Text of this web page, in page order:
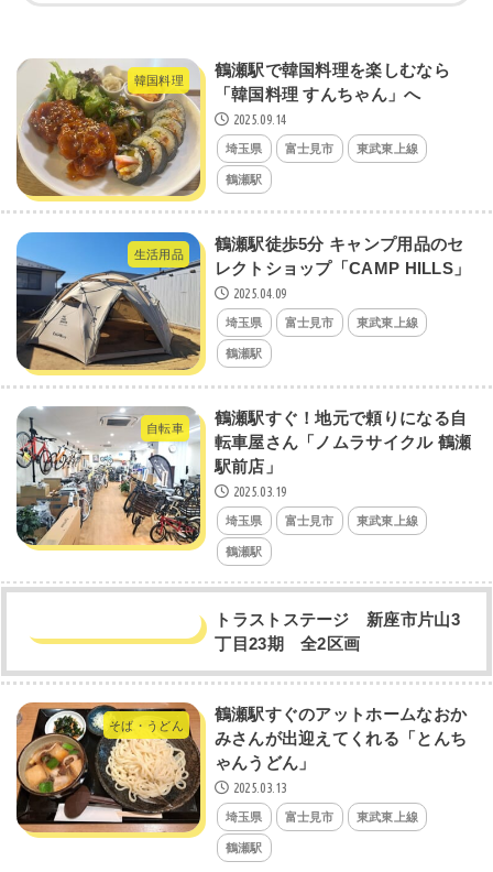
韓国料理
鶴瀬駅で韓国料理を楽しむなら
「韓国料理 すんちゃん」へ
2025.09.14
埼玉県 富士見市 東武東上線
鶴瀬駅
生活用品
鶴瀬駅徒歩5分 キャンプ用品のセ
レクトショップ「CAMP HILLS」
2025.04.09
埼玉県 富士見市 東武東上線
鶴瀬駅
自転車
鶴瀬駅すぐ！地元で頼りになる自
転車屋さん「ノムラサイクル 鶴瀬
駅前店」
2025.03.19
埼玉県 富士見市 東武東上線
鶴瀬駅
トラストステージ 新座市片山3
丁目23期 全2区画
そば・うどん
鶴瀬駅すぐのアットホームなおか
みさんが出迎えてくれる「とんち
ゃんうどん」
2025.03.13
埼玉県 富士見市 東武東上線
鶴瀬駅